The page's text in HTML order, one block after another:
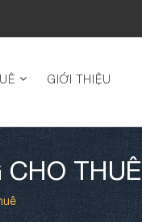
GIỚI THIỆU
CHO THUÊ